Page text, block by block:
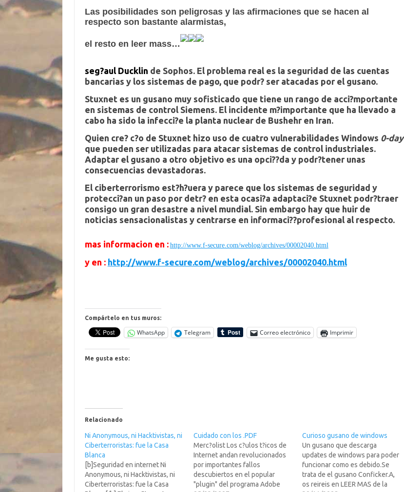
Las posibilidades son peligrosas y las afirmaciones que se hacen al
respecto son bastante alarmistas,
el resto en leer mass…
seg?aul Ducklin de Sophos. El problema real es la seguridad de las cuentas
bancarias y los sistemas de pago, que podr? ser atacadas por el gusano.
Stuxnet es un gusano muy sofisticado que tiene un rango de acci?mportante
en sistemas de control Siemens. El incidente m?importante que ha llevado a
cabo ha sido la infecci?e la planta nuclear de Bushehr en Iran.
Quien cre? c?o de Stuxnet hizo uso de cuatro vulnerabilidades Windows 0-day
que pueden ser utilizadas para atacar sistemas de control industriales.
Adaptar el gusano a otro objetivo es una opci??da y podr?tener unas
consecuencias devastadoras.
El ciberterrorismo est?h?uera y parece que los sistemas de seguridad y
protecci?an un paso por detr? en esta ocasi?a adaptaci?e Stuxnet podr?traer
consigo un gran desastre a nivel mundial. Sin embargo hay que huir de
noticias sensacionalistas y centrarse en informaci??profesional al respecto.
mas informacion en : http://www.f-secure.com/weblog/archives/00002040.html
y en : http://www.f-secure.com/weblog/archives/00002040.html
Compártelo en tus muros:
WhatsApp Telegram Correo electrónico Imprimir
Me gusta esto:
Relacionado
Ni Anonymous, ni Hacktivistas, ni
Ciberterroristas: fue la Casa
Blanca
[b]Seguridad en internet Ni
Anonymous, ni Hacktivistas, ni
Ciberterroristas: fue la Casa
Cuidado con los .PDF
Merc?olist Los c?ulos t?icos de
Internet andan revolucionados
por importantes fallos
descubiertos en el popular
"plugin" del programa Adobe
Curioso gusano de windows
Un gusano que descarga
updates de windows para poder
funcionar como es debido.Se
trata de el gusano Conficker.A,
os reireis en LEER MAS de la